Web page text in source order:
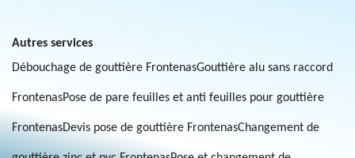
Autres services
Débouchage de gouttière FrontenasGouttière alu sans raccord
FrontenasPose de pare feuilles et anti feuilles pour gouttière
FrontenasDevis pose de gouttière FrontenasChangement de